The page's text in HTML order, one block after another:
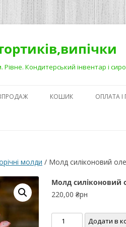
Рівне. Кондитерський інвентар і
КОШИК ОПЛАТА І
молди / Молд силіконовий
Молд силіконовий
220,00 ₴рн
Молд
Додати в